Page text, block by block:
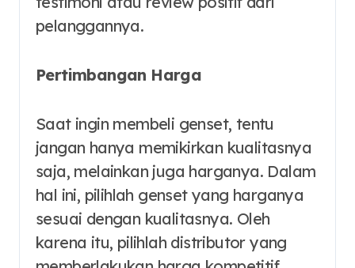
pelanggannya.
Pertimbangan Harga
Saat ingin membeli genset, tentu
jangan hanya memikirkan kualitasnya
saja, melainkan juga harganya. Dalam
hal ini, pilihlah genset yang harganya
sesuai dengan kualitasnya. Oleh
karena itu, pilihlah distributor yang